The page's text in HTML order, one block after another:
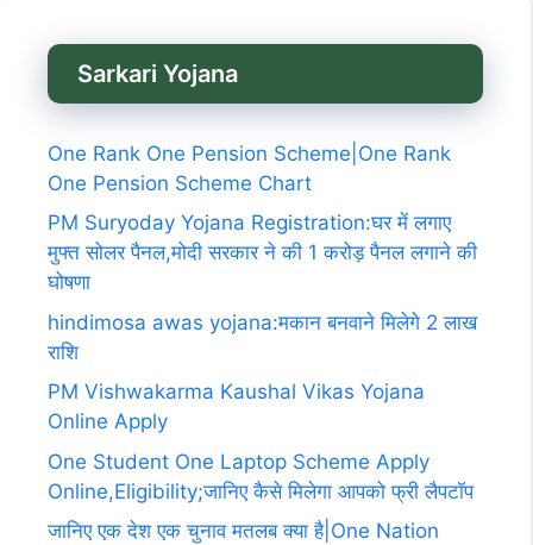
Sarkari Yojana
One Rank One Pension Scheme|One Rank
One Pension Scheme Chart
PM Suryoday Yojana Registration:घर में लगाए
मुफ्त सोलर पैनल,मोदी सरकार ने की 1 करोड़ पैनल लगाने की
घोषणा
hindimosa awas yojana:मकान बनवाने मिलेगे 2 लाख
राशि
PM Vishwakarma Kaushal Vikas Yojana
Online Apply
One Student One Laptop Scheme Apply
Online,Eligibility;जानिए कैसे मिलेगा आपको फ्री लैपटॉप
जानिए एक देश एक चुनाव मतलब क्या है|One Nation